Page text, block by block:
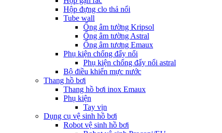
Hộp đựng clo thả nổi
Tube wall
Ống âm tường Kripsol
Ống âm tường Astral
Ống âm tương Emaux
Phụ kiện chống đẩy nổi
Phụ kiện chống đẩy nổi astral
Bộ điều khiển mực nước
Thang hồ bơi
Thang hồ bơi inox Emaux
Phụ kiện
Tay vịn
Dụng cụ vệ sinh hồ bơi
Robot vệ sinh hồ bơi